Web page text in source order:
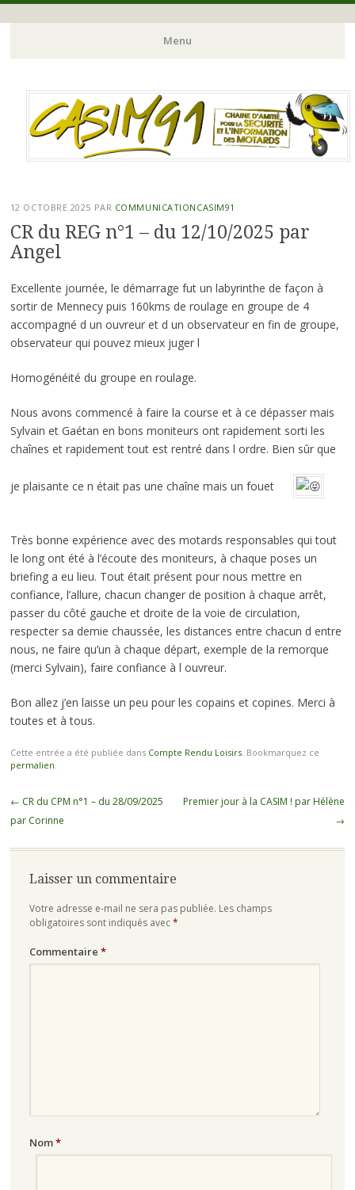
Association reconnue
d'intérêt général
Menu
contenu
principal
12 OCTOBRE 2025 PAR COMMUNICATIONCASIM91
CR du REG n°1 – du 12/10/2025 par
Angel
Excellente journée, le démarrage fut un labyrinthe de façon à
sortir de Mennecy puis 160kms de roulage en groupe de 4
accompagné d un ouvreur et d un observateur en fin de groupe,
observateur qui pouvez mieux juger l
Homogénéité du groupe en roulage.
Nous avons commencé à faire la course et à ce dépasser mais
Sylvain et Gaétan en bons moniteurs ont rapidement sorti les
chaînes et rapidement tout est rentré dans l ordre. Bien sûr que
je plaisante ce n était pas une chaîne mais un fouet
Très bonne expérience avec des motards responsables qui tout
le long ont été à l’écoute des moniteurs, à chaque poses un
briefing a eu lieu. Tout était présent pour nous mettre en
confiance, l’allure, chacun changer de position à chaque arrêt,
passer du côté gauche et droite de la voie de circulation,
respecter sa demie chaussée, les distances entre chacun d entre
nous, ne faire qu’un à chaque départ, exemple de la remorque
(merci Sylvain), faire confiance à l ouvreur.
Bon allez j’en laisse un peu pour les copains et copines. Merci à
toutes et à tous.
Cette entrée a été publiée dans Compte Rendu Loisirs. Bookmarquez ce
permalien
Navigation
des
← CR du CPM n°1 – du 28/09/2025
par Corinne
Premier jour à la CASIM ! par Hélène
→
Laisser un commentaire
Votre adresse e-mail ne sera pas publiée. Les champs
obligatoires sont indiqués avec*
Commentaire *
Nom*